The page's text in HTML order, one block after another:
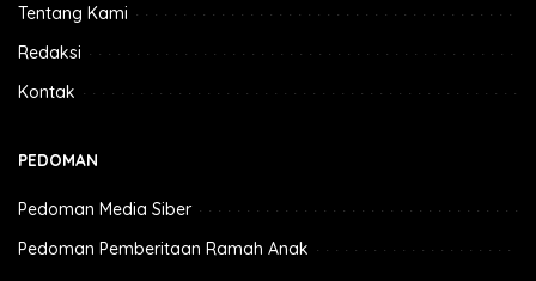
Tentang Kami
Redaksi
Kontak
PEDOMAN
Pedoman Media Siber
Pedoman Pemberitaan Ramah Anak